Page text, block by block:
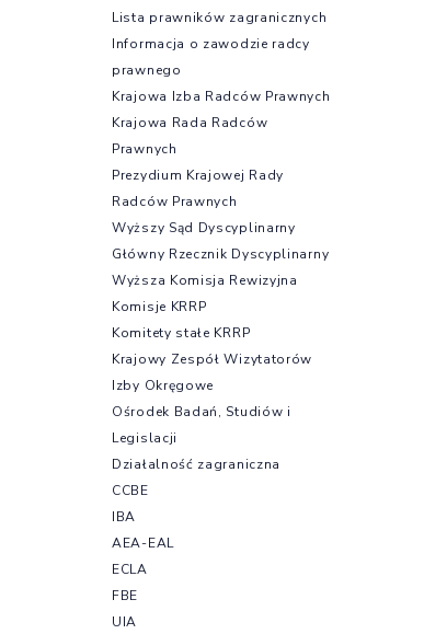
Lista prawników zagranicznych
Informacja o zawodzie radcy
prawnego
Krajowa Izba Radców Prawnych
Krajowa Rada Radców
Prawnych
Prezydium Krajowej Rady
Radców Prawnych
Wyższy Sąd Dyscyplinarny
Główny Rzecznik Dyscyplinarny
Wyższa Komisja Rewizyjna
Komisje KRRP
Komitety stałe KRRP
Krajowy Zespół Wizytatorów
Izby Okręgowe
Ośrodek Badań, Studiów i
Legislacji
Działalność zagraniczna
CCBE
IBA
AEA-EAL
ECLA
FBE
UIA